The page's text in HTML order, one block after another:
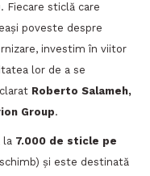
Fiecare sticlă care
poveste despre
investim în viitor
lor de a se
Roberto Salameh,
Group.
la 7.000 de sticle pe
și este destinată